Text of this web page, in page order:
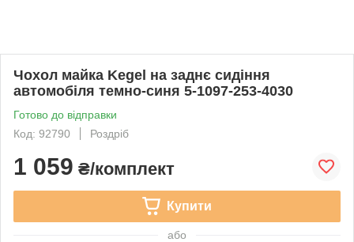
Чохол майка Kegel на заднє сидіння
автомобіля темно-синя 5-1097-253-4030
Готово до відправки
Код: 92790
Роздріб
1 059 ₴/комплект
Купити
або